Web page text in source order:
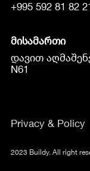
+995 592 81 82
მისამართი
დავით
N61
Privacy & Policy
2023 Buildy. All right